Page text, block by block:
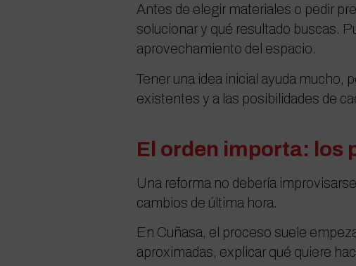
Antes de elegir materiales o pedir
solucionar y qué resultado buscas.
aprovechamiento del espacio.
Tener una idea inicial ayuda mucho,
existentes y a las posibilidades de
El orden importa: los
Una reforma no debería
cambios de última hora.
En Cuñasa, el proceso suele
aproximadas, explicar qué quiere